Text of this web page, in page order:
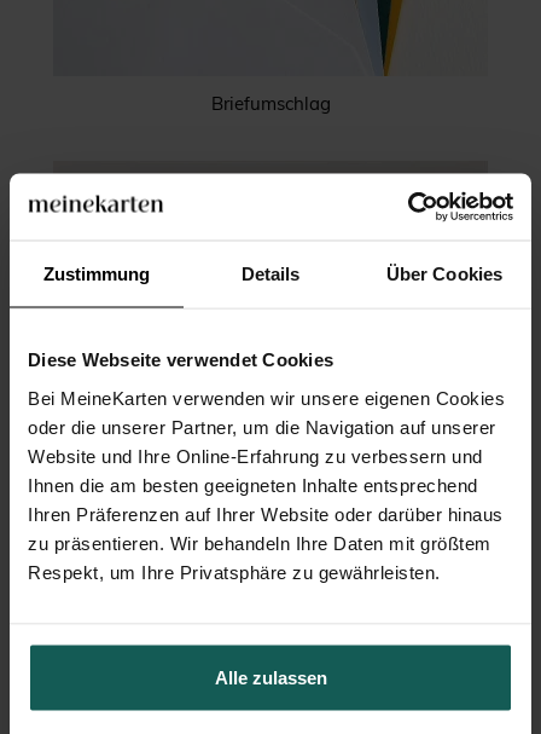
Zustimmung Details Über Cookies
Diese Webseite verwendet Cookies
Bei MeineKarten verwenden wir unsere eigenen Cookies
oder die unserer Partner, um die Navigation auf unserer
Website und Ihre Online-Erfahrung zu verbessern und
Ihnen die am besten geeigneten Inhalte entsprechend
Ihren Präferenzen auf Ihrer Website oder darüber hinaus
zu präsentieren. Wir behandeln Ihre Daten mit größtem
Respekt, um Ihre Privatsphäre zu gewährleisten.
Alle zulassen
Briefumschlag